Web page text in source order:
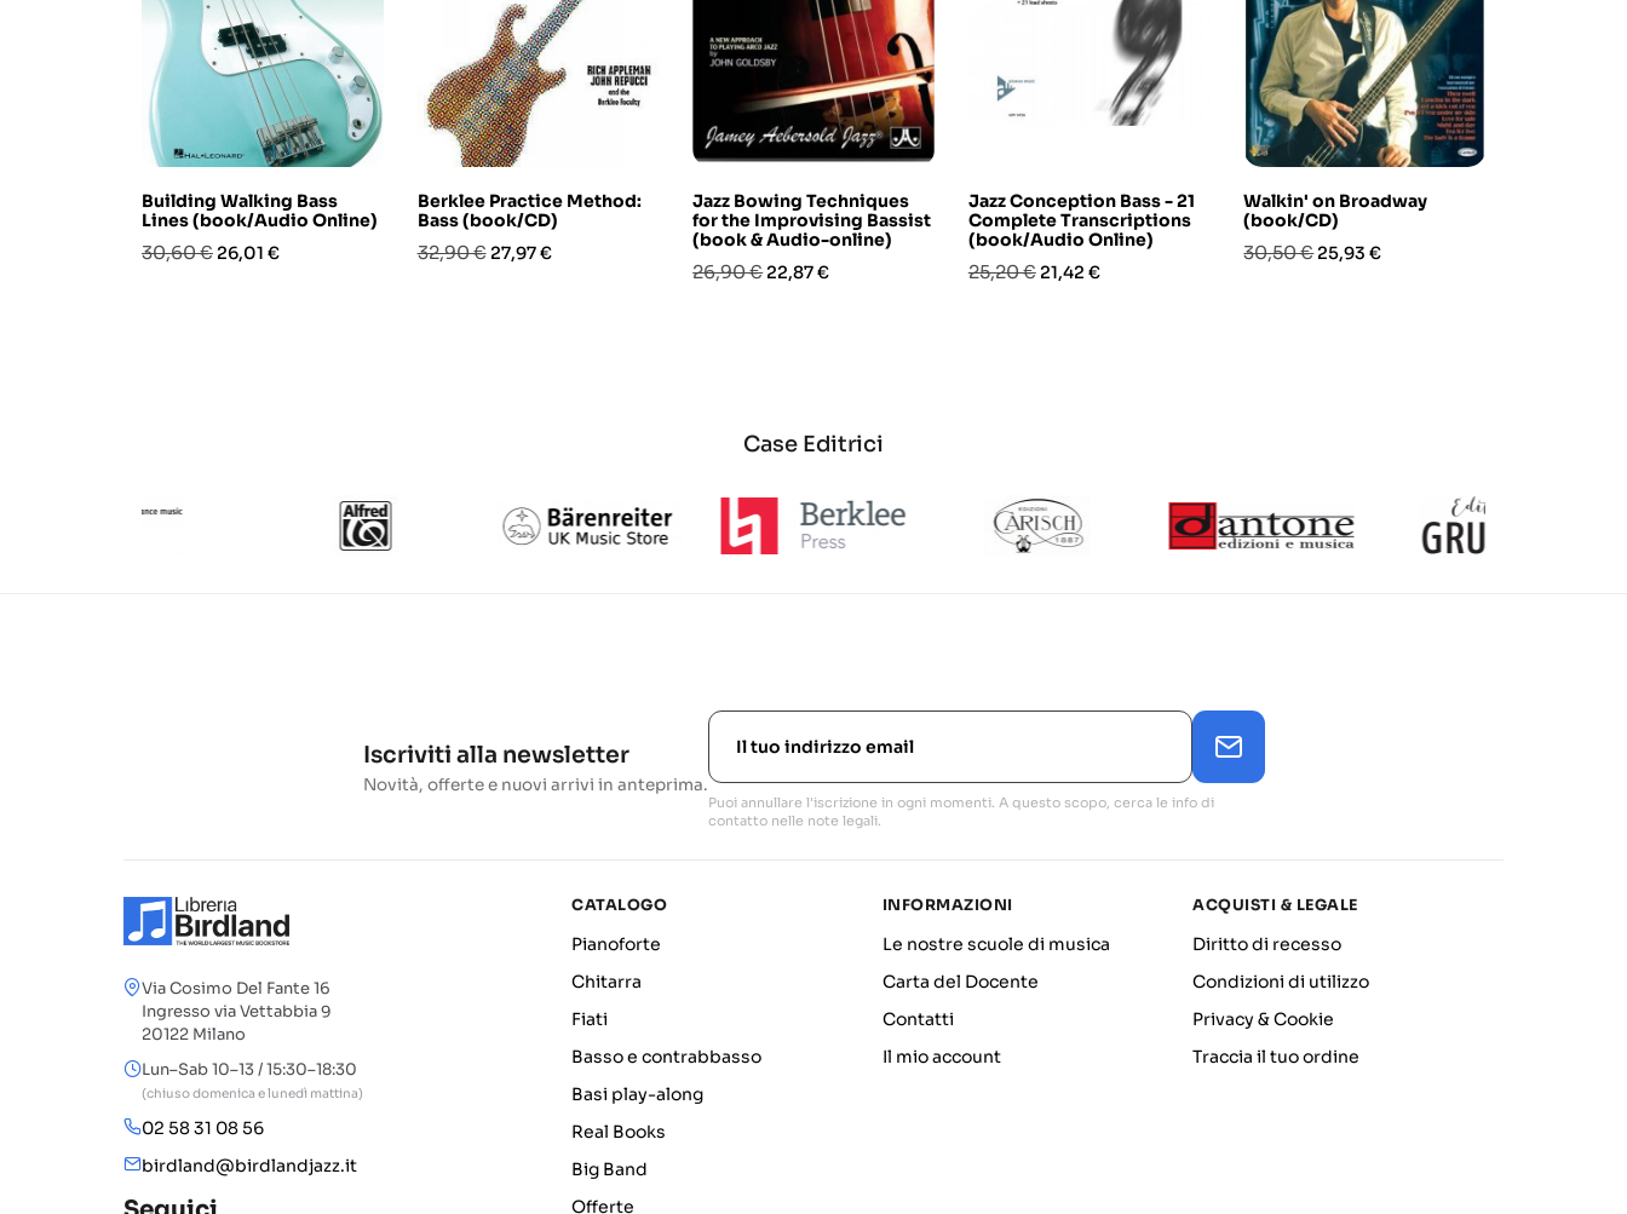
Building Walking Bass
Lines (book/Audio Online)
Prezzo
30,60 € Prezzo
26,01 €
Berklee Practice Method:
Bass (book/CD)
Prezzo
32,90 € Prezzo
27,97 €
Jazz Bowing Techniques
for the Improvising Bassist
(book & Audio-online)
Prezzo
26,90 € Prezzo
22,87 €
Jazz Conception Bass - 21
Complete Transcriptions
(book/Audio Online)
Prezzo
25,20 € Prezzo
21,42 €
Walkin' on Broadway
(book/CD)
Prezzo
30,50 €Prezzo
25,93 €
Case Editrici
Iscriviti alla newsletter
Novità, offerte e nuovi arrivi in anteprima.
Puoi annullare l'iscrizione in ogni momenti. A questo scopo, cerca le info di
contatto nelle note legali.
Via Cosimo Del Fante 16
Ingresso via Vettabbia 9
20122 Milano
Lun–Sab 10–13 / 15:30–18:30
(chiuso domenica e lunedì mattina)
02 58 31 08 56
birdland@birdlandjazz.it
CATALOGO
Pianoforte
Chitarra
Fiati
Basso e contrabbasso
Basi play-along
Real Books
Big Band
Offerte
INFORMAZIONI
Le nostre scuole di musica
Carta del Docente
Contatti
Il mio account
ACQUISTI & LEGALE
Diritto di recesso
Condizioni di utilizzo
Privacy & Cookie
Traccia il tuo ordine